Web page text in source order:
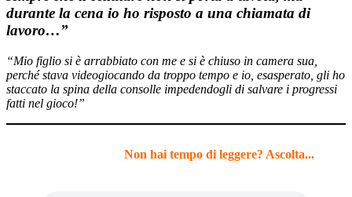
durante la cena io ho risposto a una chiamata di
lavoro…”
“Mio figlio si è arrabbiato con me e si è chiuso in camera sua,
perché stava videogiocando da troppo tempo e io, esasperato, gli ho
staccato la spina della consolle impedendogli di salvare i progressi
fatti nel gioco!”
Non hai tempo di leggere? Ascolta...